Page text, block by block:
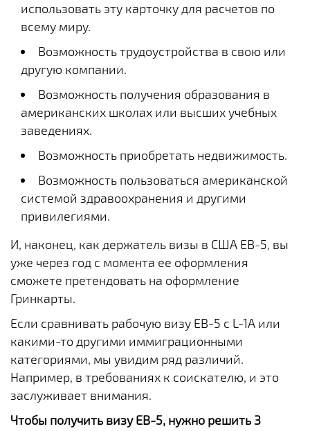
использовать эту карточку для расчетов по
всему миру.
Возможность трудоустройства в свою или
другую компании.
Возможность получения образования в
американских школах или высших учебных
заведениях.
Возможность приобретать недвижимость.
Возможность пользоваться американской
системой здравоохранения и другими
привилегиями.
И, наконец, как держатель визы в США EB-5, вы
уже через год с момента ее оформления
сможете претендовать на оформление
Гринкарты.
Если сравнивать рабочую визу EB-5 с L-1A или
какими-то другими иммиграционными
категориями, мы увидим ряд различий.
Например, в требованиях к соискателю, и это
заслуживает внимания.
Чтобы получить визуEB-5, нужно решить 3